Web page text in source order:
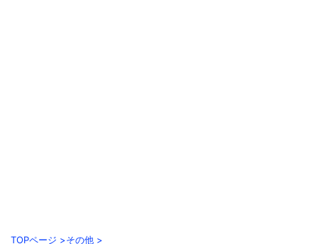
TOPページ >その他 >